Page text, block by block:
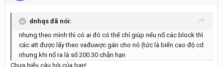
dnhqs đã nói:
nhưng theo mình thì có ai đó có thể chỉ giúp nếu nổ các block thì
các att được lấy theo vađuwợc gán cho nó (tức là biến cao độ cd
nhưng khi nổ ra là số 200.30 chẵn hạn
Chưa hiểu câu hỏi của bạn!